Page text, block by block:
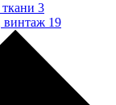
3
винтаж 19